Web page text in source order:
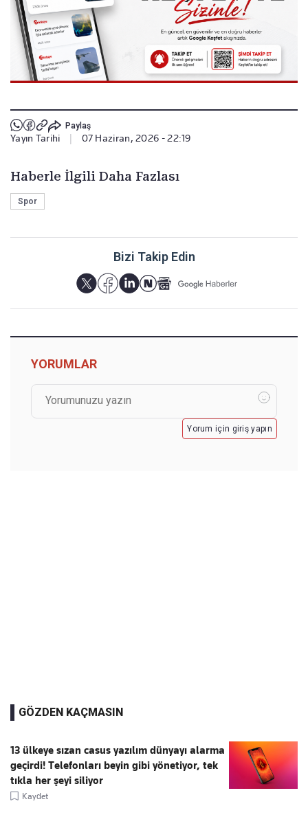
Paylaş
Yayın Tarihi 07 Haziran, 2026 - 22:19
Haberle İlgili Daha Fazlası
Spor
Bizi Takip Edin
YORUMLAR
Yorum için giriş yapın
GÖZDEN KAÇMASIN
13 ülkeye sızan casus yazılım dünyayı alarma
geçirdi! Telefonları beyin gibi yönetiyor, tek
tıkla her şeyi siliyor
Kaydet